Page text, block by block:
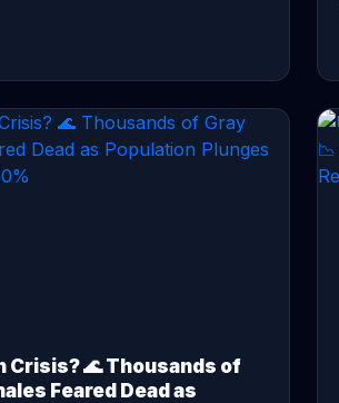
Crisis? 🌊 Thousands of
Feared Dead as